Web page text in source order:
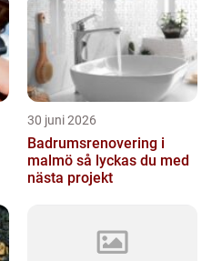
30 juni 2026
Badrumsrenovering i
malmö så lyckas du med
nästa projekt